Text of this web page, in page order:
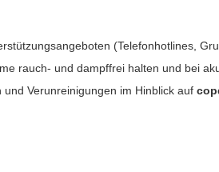
(Telefonhotlines,
rauch- und dampffrei halten und bei
und Verunreinigungen im Hinblick auf